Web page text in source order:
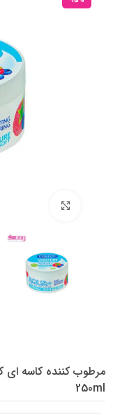
مرطوب کننده کاسه
250ml